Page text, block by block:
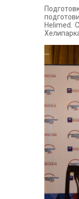
Helimed.